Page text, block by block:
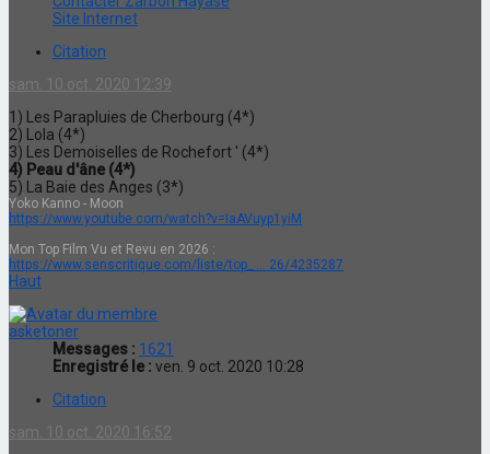
Site Internet
Citation
sam. 10 oct. 2020 12:39
1) Les Parapluies de Cherbourg (4*)
2) Lola (4*)
3) Les Demoiselles de Rochefort ' (4*)
4) Peau d'âne (4*)
5) La Baie des Anges (3*)
Yoko Kanno - Moon
https://www.youtube.com/watch?v=IaAVuyp1yiM
Mon Top Film Vu et Revu en 2026 :
https://www.senscritique.com/liste/top_ ... 26/4235287
Haut
asketoner
Messages : 1621
Enregistré le : ven. 9 oct. 2020 10:28
Citation
sam. 10 oct. 2020 16:52